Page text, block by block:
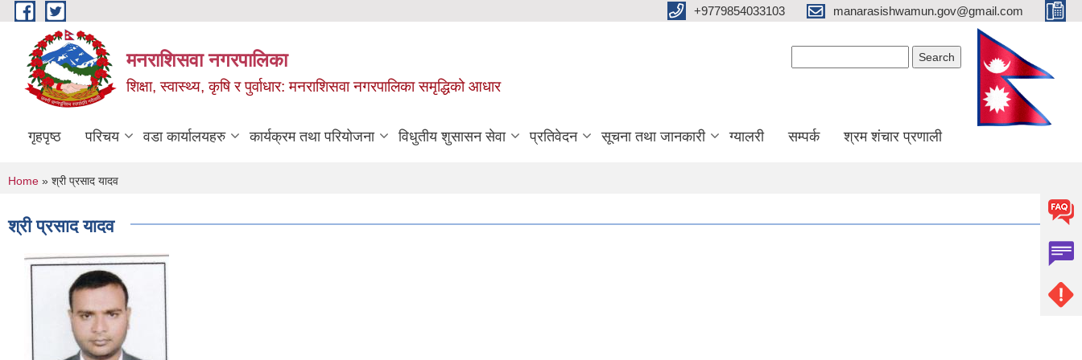
Skip to main content +9779854033103 manarasishwamun.gov@gmail.com
मनराशिसवा नगरपालिका
शिक्षा, स्वास्थ्य, कृषि र पुर्वाधार: मनराशिसवा नगरपालिका समृद्धिको आधार
गृहपृष्ठ परिचय वडा कार्यालयहरु कार्यक्रम तथा परियोजना विधुतीय शुसासन सेवा प्रतिवेदन सूचना तथा जानकारी ग्यालरी सम्पर्क श्रम शंचार प्रणाली
You are here
Home » श्री प्रसाद यादव
श्री प्रसाद यादव